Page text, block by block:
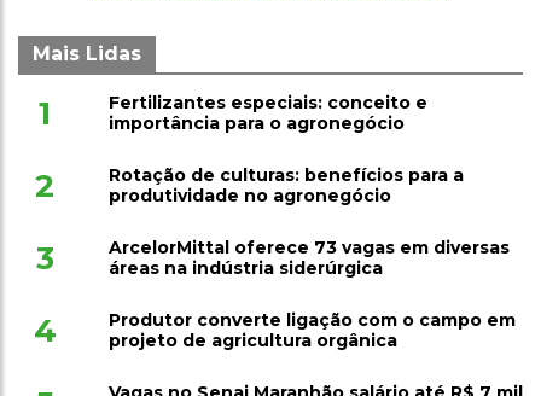
1
Fertilizantes especiais: conceito e
importância para o agronegócio
produtividade no agronegócio
áreas na indústria siderúrgica
projeto de agricultura orgânica
para níveis médio, técnico e superior